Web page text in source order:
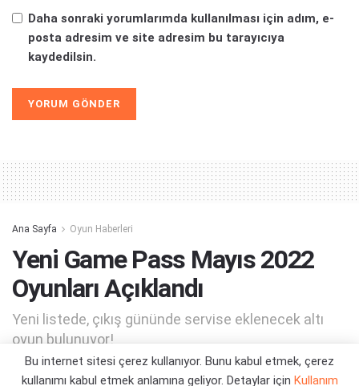
Daha sonraki yorumlarımda kullanılması için adım, e-
posta adresim ve site adresim bu tarayıcıya
kaydedilsin.
Ana Sayfa Oyun Haberleri
Yeni Game Pass Mayıs 2022
Oyunları Açıklandı
Yeni listede, çıkış gününde servise eklenecek altı
oyun bulunuyor!
Bu internet sitesi çerez kullanıyor. Bunu kabul etmek, çerez
kullanımı kabul etmek anlamına geliyor. Detaylar için Kullanım